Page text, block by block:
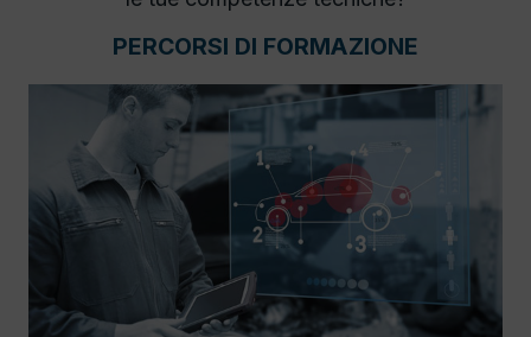
PERCORSI DI FORMAZIONE